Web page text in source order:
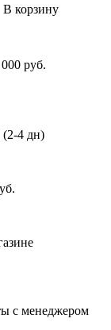
В корзину
руб.
4 дн)
с менеджером